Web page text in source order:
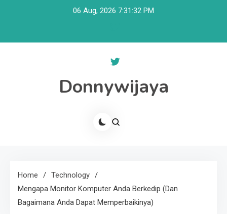
06 Aug, 2026 7:31:32 PM
Donnywijaya
Home
Technology
Mengapa Monitor Komputer Anda Berkedip (Dan
Bagaimana Anda Dapat Memperbaikinya)